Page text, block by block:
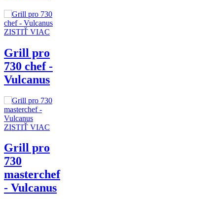
ZISTIŤ VIAC
Grill pro
730 chef -
Vulcanus
ZISTIŤ VIAC
Grill pro
730
masterchef
- Vulcanus